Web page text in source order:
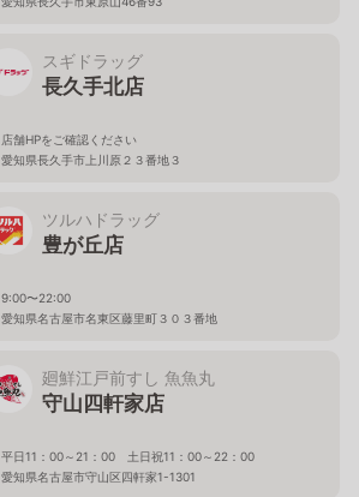
スギドラッグ
長久手北店
店舗HPをご確認ください
愛知県長久手市上川原２３番地３
ツルハドラッグ
豊が丘店
9:00〜22:00
愛知県名古屋市名東区藤里町３０３番地
廻鮮江戸前すし 魚魚丸
守山四軒家店
平日11：00～21：00 土日祝11：00～22：00
愛知県名古屋市守山区四軒家1-1301